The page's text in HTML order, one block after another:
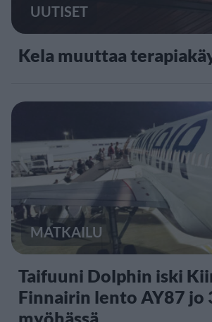
UUTISET
Kela muuttaa
MATKAILU
Taifuuni Dolphin iski
Finnairin lento AY87 jo
myöhässä